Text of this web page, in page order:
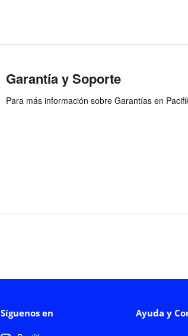
Garantía y Soporte
Para más información sobre Garantías en
Síguenos en Ayuda y